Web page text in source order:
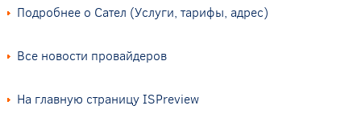
Подробнее о Сател (Услуги, тарифы, адрес)
Все новости провайдеров
На главную страницу ISPreview